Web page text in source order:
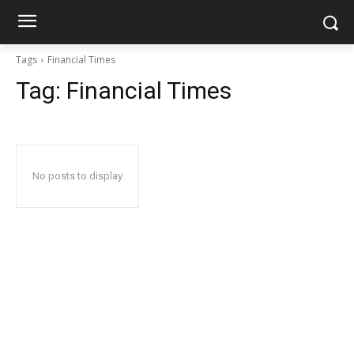
Tags Financial Times
Tag: Financial Times
No posts to display